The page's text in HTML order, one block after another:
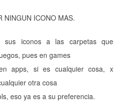
NINGUN ICONO MAS.
sus iconos a las carpetas que
pues en games
apps, si es cualquier cosa, x
otra cosa
eso ya es a su preferencia.